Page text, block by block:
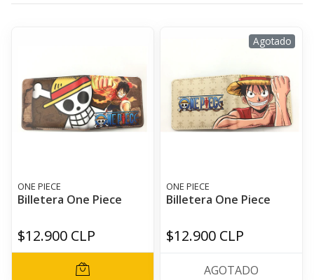
ONE PIECE
Billetera One Piece
$12.900 CLP
Agotado
ONE PIECE
Billetera One Piece
$12.900 CLP
AGOTADO